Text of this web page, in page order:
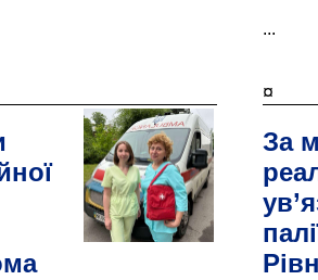
...
¤
За